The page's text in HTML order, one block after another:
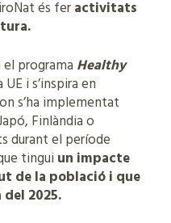
és feractivitats
el programa Healthy
i s’inspira en
s’ha implementat
Finlàndia o
durant el període
tingui un impacte
de la població i que
2025.